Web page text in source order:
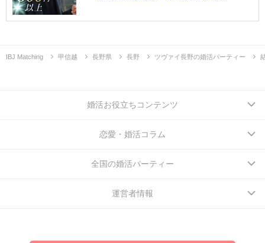
IBJ Matching 甲信越 長野県 長野 ツヴァイ長野の婚活パーティー
婚活お役立ちコンテンツ
恋愛・婚活コラム
全国の婚活パーティー
運営者情報